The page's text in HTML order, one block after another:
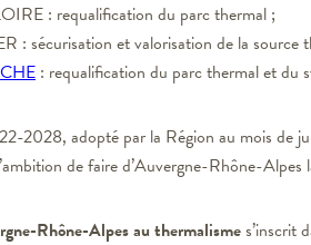
: requalification du parc thermal ;
: sécurisation et valorisation de la
: requalification du parc thermal et du
2028, adopté par la Région au mois de
de faire d’Auvergne-Rhône-
Rhône-Alpesau thermalismes’inscrit